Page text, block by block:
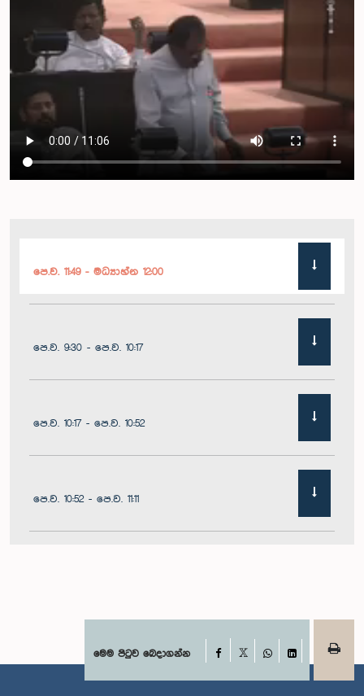
පෙ.ව. 11:49 - මධ්‍යාහ්න 12:00
පෙ.ව. 9:30 - පෙ.ව. 10:17
පෙ.ව. 10:17 - පෙ.ව. 10:52
පෙ.ව. 10:52 - පෙ.ව. 11:11
පෙ.ව. 11:30 - පෙ.ව. 11:40මෙම පිටුව බෙදාගන්න Facebook
WhatsApp
LinkedIn